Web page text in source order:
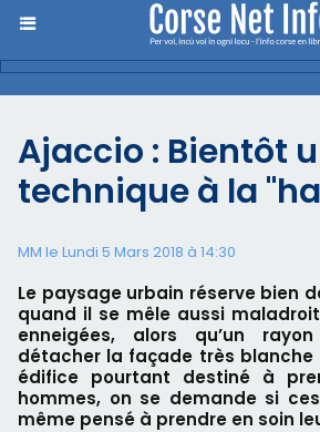
Ajaccio : Bientôt
technique à la
MM le Lundi 5 Mars 2018 à 14:30
Le paysage urbain réserve bien
quand il se mêle aussi
enneigées, alors qu’un
détacher la façade très blanche
édifice pourtant destiné à
hommes, on se demande si
même pensé à prendre en soin